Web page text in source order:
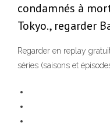
condamnés à
Tokyo., regarder
Regarder en replay
séries (saisons et